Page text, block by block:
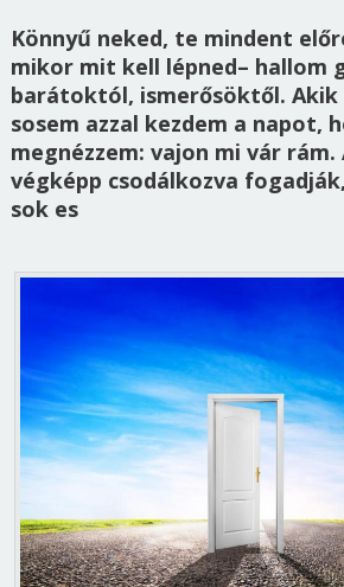
Könnyű neked, te mindent
mikor mit kell lépned– hallom
barátoktól, ismerősöktől. Akik
sosem azzal kezdem a napot,
megnézzem: vajon mi vár rám.
végképp csodálkozva
sok es